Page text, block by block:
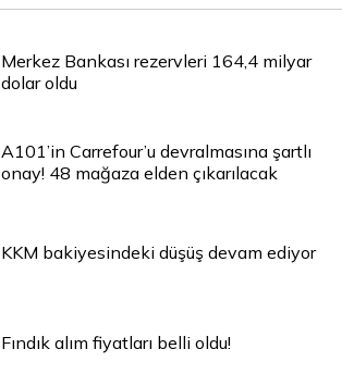
Merkez Bankası rezervleri 164,4 milyar
dolar oldu
A101’in Carrefour’u devralmasına şartlı
onay! 48 mağaza elden çıkarılacak
KKM bakiyesindeki düşüş devam ediyor
Fındık alım fiyatları belli oldu!